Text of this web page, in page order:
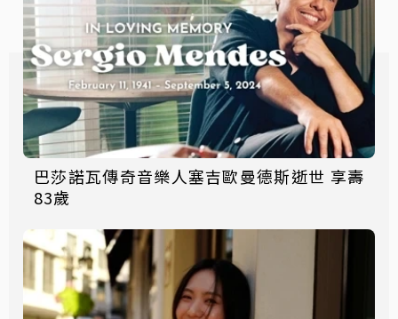
巴莎諾瓦傳奇音樂人塞吉歐曼德斯逝世 享壽
83歲